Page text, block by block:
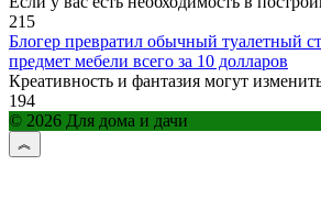
215
Блогер превратил обычный туалетный
предмет мебели всего за 10 долларов
Креативность и фантазия могут
194
© 2026 Для дома и дачи